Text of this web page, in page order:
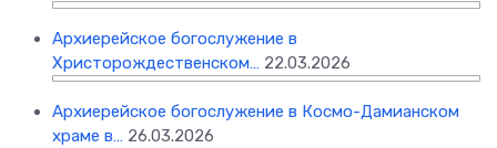
Архиерейское богослужение в
Христорождественском… 22.03.2026
Архиерейское богослужение в Космо-Дамианском
храме в… 26.03.2026